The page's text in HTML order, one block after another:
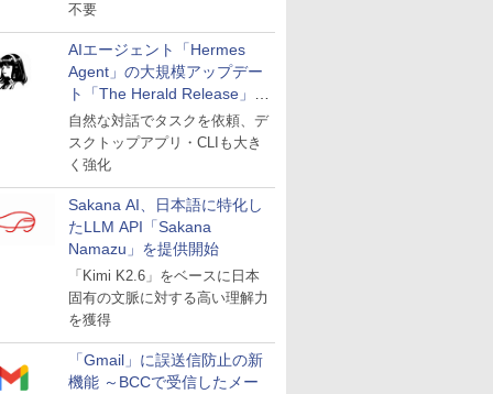
不要
AIエージェント「Hermes
Agent」の大規模アップデー
ト「The Herald Release」が
公開
自然な対話でタスクを依頼、デ
スクトップアプリ・CLIも大き
く強化
Sakana AI、日本語に特化し
たLLM API「Sakana
Namazu」を提供開始
「Kimi K2.6」をベースに日本
固有の文脈に対する高い理解力
を獲得
「Gmail」に誤送信防止の新
機能 ～BCCで受信したメー